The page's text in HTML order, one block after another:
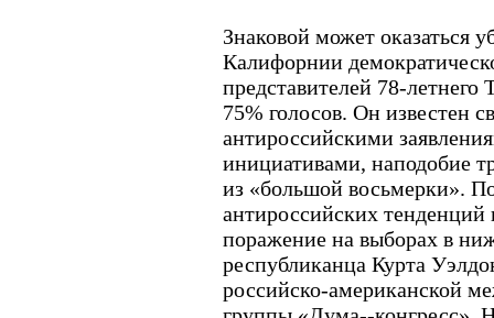
Знаковой может оказаться
Калифорнии
представителей 78-
75% голосов. Он известен
антироссийскими
инициативами, наподобие
из «большой восьмерки».
антироссийских
поражение на выборах в
республиканца Курта
российско-американской